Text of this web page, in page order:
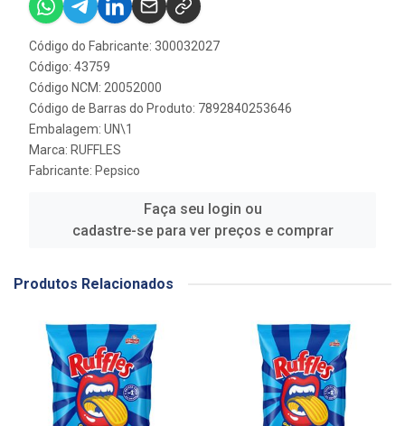
Código do Fabricante: 300032027
Código: 43759
Código NCM: 20052000
Código de Barras do Produto: 7892840253646
Embalagem: UN\1
Marca: RUFFLES
Fabricante: Pepsico
Faça seu login ou
cadastre-se para ver preços e comprar
Produtos Relacionados